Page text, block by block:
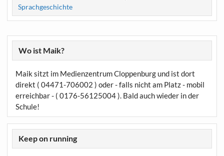
Sprachgeschichte
Wo ist Maik?
Maik sitzt im Medienzentrum Cloppenburg und ist dort
direkt ( 04471-706002 ) oder - falls nicht am Platz - mobil
erreichbar - ( 0176-56125004 ). Bald auch wieder in der
Schule!
Keep on running